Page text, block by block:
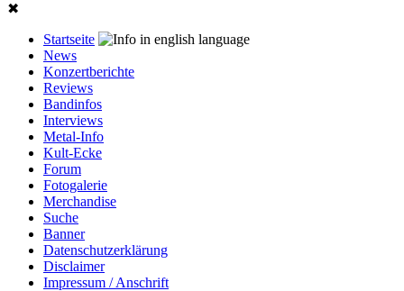
✖
Startseite
News
Konzertberichte
Reviews
Bandinfos
Interviews
Metal-Info
Kult-Ecke
Forum
Fotogalerie
Merchandise
Suche
Banner
Datenschutzerklärung
Disclaimer
Impressum / Anschrift